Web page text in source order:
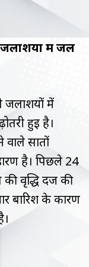
जलाशयों में जल
जलाशयों में
हुई है।
वाले सातों
है। पिछले 24
वृद्धि दर्ज की
बारिश के कारण